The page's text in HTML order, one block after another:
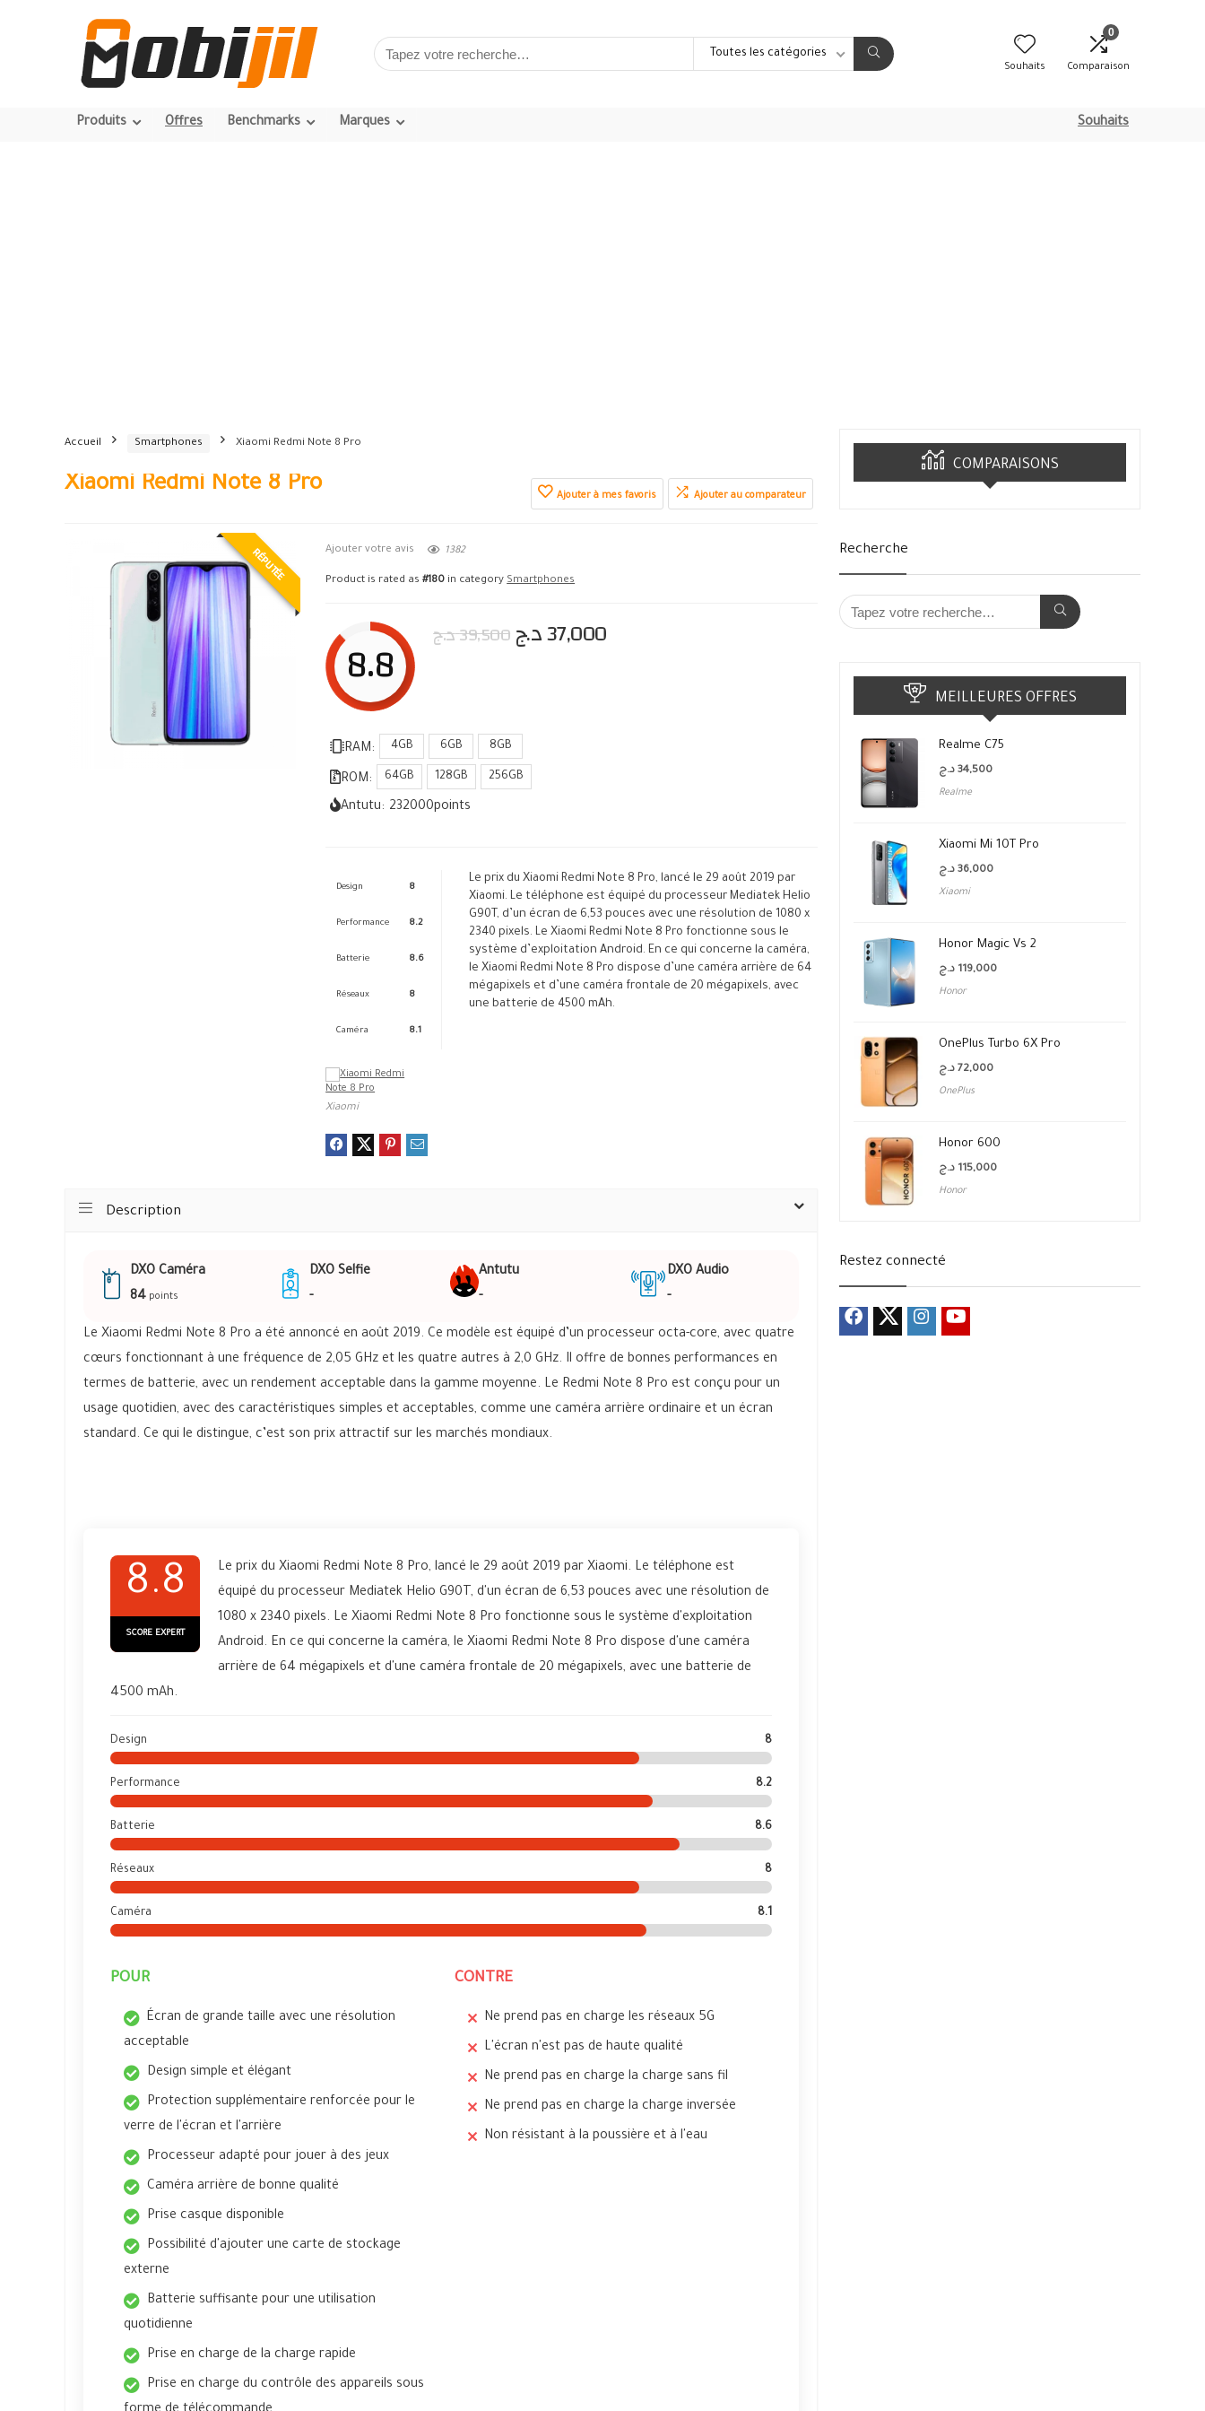
Toutes les catégories
Souhaits
0
Comparaison
Produits Offres Benchmarks Marques Souhaits
Accueil Smartphones Xiaomi Redmi Note 8 Pro
Xiaomi Redmi Note 8 Pro Ajouter à mes favoris Ajouter au comparateur
RÉPUTÉE Ajouter votre avis 1382
Product is rated as#180 in categorySmartphones
8.8 39,500د.ج 37,000د.ج
RAM: 4GB 6GB 8GB
ROM: 64GB 128GB 256GB
Antutu: 232000points
Design 8
Performance 8.2
Batterie 8.6
Réseaux 8
Caméra 8.1
Le prix du Xiaomi Redmi Note 8 Pro, lancé le 29 août 2019 par
Xiaomi. Le téléphone est équipé du processeur Mediatek Helio
G90T, d’un écran de 6,53 pouces avec une résolution de 1080 x
2340 pixels. Le Xiaomi Redmi Note 8 Pro fonctionne sous le
système d’exploitation Android. En ce qui concerne la caméra,
le Xiaomi Redmi Note 8 Pro dispose d’une caméra arrière de 64
mégapixels et d’une caméra frontale de 20 mégapixels, avec
une batterie de 4500 mAh.
Xiaomi
Description
DXO Caméra
84 points
DXO Selfie
-
Antutu
-
DXO Audio
-
Le Xiaomi Redmi Note 8 Pro a été annoncé en août 2019. Ce modèle est équipé d’un processeur octa-core, avec quatre
cœurs fonctionnant à une fréquence de 2,05 GHz et les quatre autres à 2,0 GHz. Il offre de bonnes performances en
termes de batterie, avec un rendement acceptable dans la gamme moyenne. Le Redmi Note 8 Pro est conçu pour un
usage quotidien, avec des caractéristiques simples et acceptables, comme une caméra arrière ordinaire et un écran
standard. Ce qui le distingue, c’est son prix attractif sur les marchés mondiaux.
8.8
SCORE EXPERT
Le prix du Xiaomi Redmi Note 8 Pro, lancé le 29 août 2019 par Xiaomi. Le téléphone est
équipé du processeur Mediatek Helio G90T, d'un écran de 6,53 pouces avec une résolution de
1080 x 2340 pixels. Le Xiaomi Redmi Note 8 Pro fonctionne sous le système d'exploitation
Android. En ce qui concerne la caméra, le Xiaomi Redmi Note 8 Pro dispose d'une caméra
arrière de 64 mégapixels et d'une caméra frontale de 20 mégapixels, avec une batterie de
4500 mAh.
Design 8
Performance 8.2
Batterie 8.6
Réseaux 8
Caméra 8.1
POUR
Écran de grande taille avec une résolution
acceptable
Design simple et élégant
Protection supplémentaire renforcée pour le
verre de l'écran et l'arrière
Processeur adapté pour jouer à des jeux
Caméra arrière de bonne qualité
Prise casque disponible
Possibilité d'ajouter une carte de stockage
externe
Batterie suffisante pour une utilisation
quotidienne
Prise en charge de la charge rapide
Prise en charge du contrôle des appareils sous
CONTRE
Ne prend pas en charge les réseaux 5G
L'écran n'est pas de haute qualité
Ne prend pas en charge la charge sans fil
Ne prend pas en charge la charge inversée
Non résistant à la poussière et à l'eau
COMPARAISONS
Recherche
MEILLEURES OFFRES
Realme C75
34,500 د.ج
Realme
Xiaomi Mi 10T Pro
36,000 د.ج
Xiaomi
Honor Magic Vs 2
119,000 د.ج
Honor
OnePlus Turbo 6X Pro
72,000 د.ج
OnePlus
Honor 600
115,000 د.ج
Honor
Restez connecté